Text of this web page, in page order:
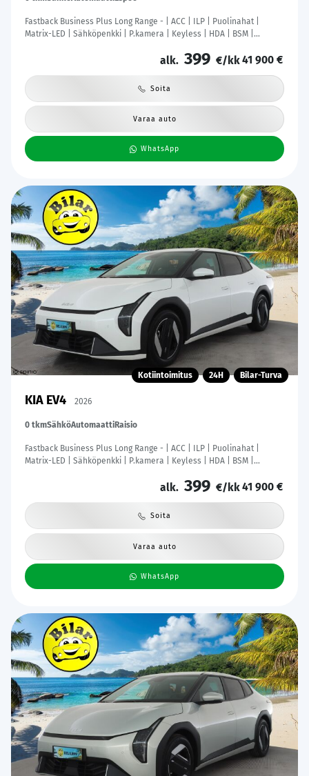
Fastback Business Plus Long Range - | ACC | ILP | Puolinahat |
Matrix-LED | Sähköpenkki | P.kamera | Keyless | HDA | BSM |
alk. 399 €/kk41 900 €
Soita
Varaa auto
WhatsApp
Kotiintoimitus 24H Bilar-Turva
KIA EV4 2026
0 tkmSähköAutomaattiRaisio
Fastback Business Plus Long Range - | ACC | ILP | Puolinahat |
Matrix-LED | Sähköpenkki | P.kamera | Keyless | HDA | BSM |
alk. 399 €/kk41 900 €
Soita
Varaa auto
WhatsApp